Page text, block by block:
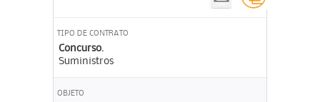
TIPO DE CONTRATO
Concurso.
Suministros
OBJETO